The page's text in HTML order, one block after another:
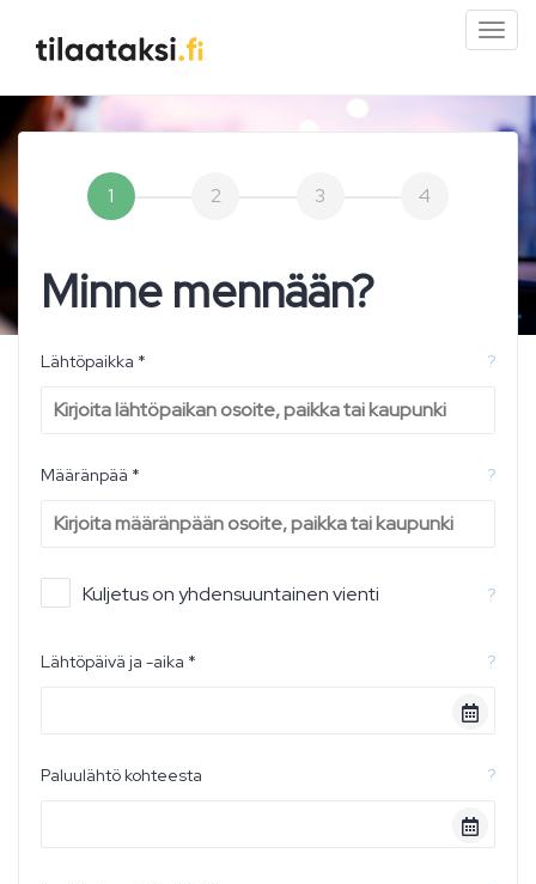
1 2 3 4
Minne mennään?
Lähtöpaikka * ?
Määränpää * ?
Kuljetus on yhdensuuntainen vienti ?
Lähtöpäivä ja -aika * ?
Paluulähtö kohteesta ?